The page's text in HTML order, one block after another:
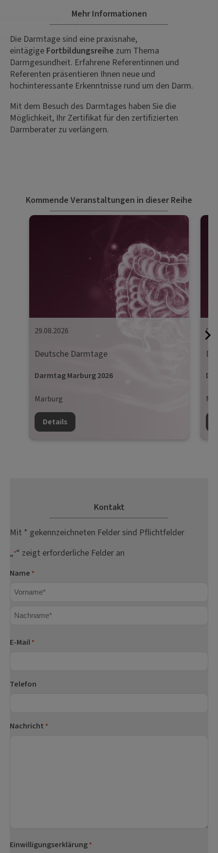
Mehr Informationen
Die Darmtage sind eine praxisnahe,
eintägige Fortbildungsreihe zum Thema
Darmgesundheit. Erfahrene Referentinnen und
Referenten präsentieren Ihnen neue und
hochinteressante Erkenntnisse rund um den Darm.
Mit dem Besuch des Darmtages haben Sie die
Möglichkeit, Ihr Zertifikat für den zertifizierten
Darmberater zu verlängern.
Kommende Veranstaltungen in dieser Reihe
29.08.2026
Deutsche Darmtage
Darmtag Marburg 2026
Marburg
Details
Kontakt
Mit * gekennzeichneten Felder sind Pflichtfelder
„*“ zeigt erforderliche Felder an
Name *
E-Mail *
Telefon
Nachricht *
Einwilligungserklärung *